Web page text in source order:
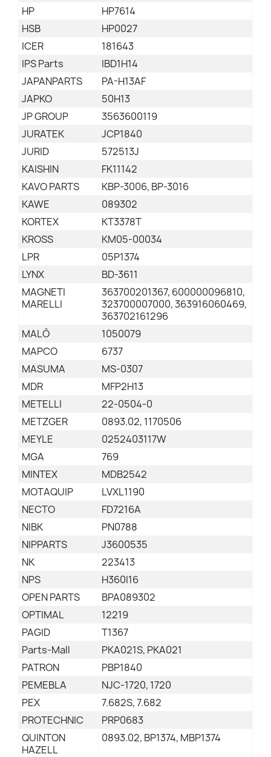
HP
HP7614
HSB
HP0027
ICER
181643
IPS Parts
IBD1H14
JAPANPARTS
PA-H13AF
JAPKO
50H13
JP GROUP
3563600119
JURATEK
JCP1840
JURID
572513J
KAISHIN
FK11142
KAVO PARTS
KBP-3006, BP-3016
KAWE
089302
KORTEX
KT3378T
KROSS
KM05-00034
LPR
05P1374
LYNX
BD-3611
MAGNETI
MARELLI
363700201367, 600000096810,
323700007000, 363916060469,
363702161296
MALÒ
1050079
MAPCO
6737
MASUMA
MS-0307
MDR
MFP2H13
METELLI
22-0504-0
METZGER
0893.02, 1170506
MEYLE
0252403117W
MGA
769
MINTEX
MDB2542
MOTAQUIP
LVXL1190
NECTO
FD7216A
NIBK
PN0788
NIPPARTS
J3600535
NK
223413
NPS
H360I16
OPEN PARTS
BPA089302
OPTIMAL
12219
PAGID
T1367
Parts-Mall
PKA021S, PKA021
PATRON
PBP1840
PEMEBLA
NJC-1720, 1720
PEX
7.682S, 7.682
PROTECHNIC
PRP0683
QUINTON
HAZELL
0893.02, BP1374, MBP1374